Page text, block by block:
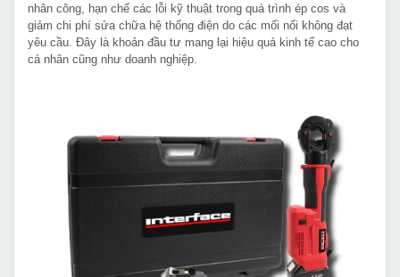
nhân công, hạn chế các lỗi kỹ thuật trong quá trình ép cos và
giảm chi phí sửa chữa hệ thống điện do các mối nối không đạt
yêu cầu. Đây là khoản đầu tư mang lại hiệu quả kinh tế cao cho
cá nhân cũng như doanh nghiệp.